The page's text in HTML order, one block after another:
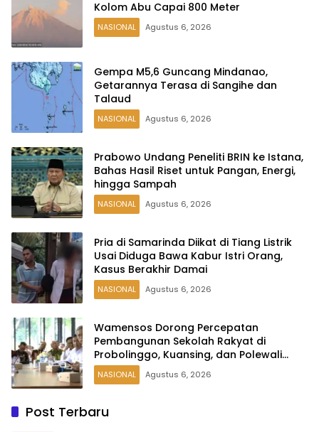
Kolom Abu Capai 800 Meter
NASIONAL Agustus 6, 2026
Gempa M5,6 Guncang Mindanao,
Getarannya Terasa di Sangihe dan
Talaud
NASIONAL Agustus 6, 2026
Prabowo Undang Peneliti BRIN ke Istana,
Bahas Hasil Riset untuk Pangan, Energi,
hingga Sampah
NASIONAL Agustus 6, 2026
Pria di Samarinda Diikat di Tiang Listrik
Usai Diduga Bawa Kabur Istri Orang,
Kasus Berakhir Damai
NASIONAL Agustus 6, 2026
Wamensos Dorong Percepatan
Pembangunan Sekolah Rakyat di
Probolinggo, Kuansing, dan Polewali
Mandar
NASIONAL Agustus 6, 2026
Post Terbaru